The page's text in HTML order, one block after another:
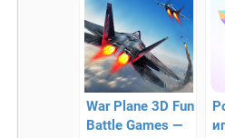
War Plane 3D Fun
Battle Games —